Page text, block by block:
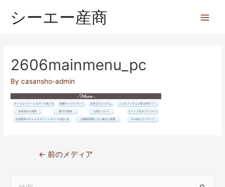
シーエー産商
2606mainmenu_pc
Bycasansho-admin
← 前のメディア